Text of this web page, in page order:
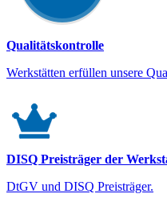
Qualitätskontrolle
Werkstätten erfüllen unsere
DISQ Preisträger der
DtGV und DISQ Preisträger.